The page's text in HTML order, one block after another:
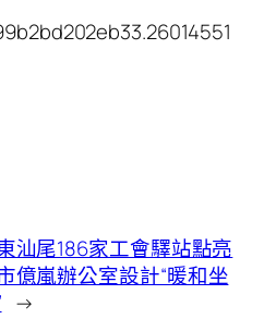
汕尾186家工會驛站點亮
億嵐辦公室設計“暖和坐
→